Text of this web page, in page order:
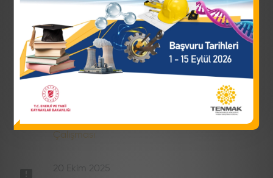
13 Temmuz 2026
SESAME 19. Kullanıcılar Toplantısı
22 Aralık 2025
Uzmanlık Tez Konuları
27 Kasım 2025
Kişisel Dozimetri Servisleri İçin Karşılaştırma
Çalışması